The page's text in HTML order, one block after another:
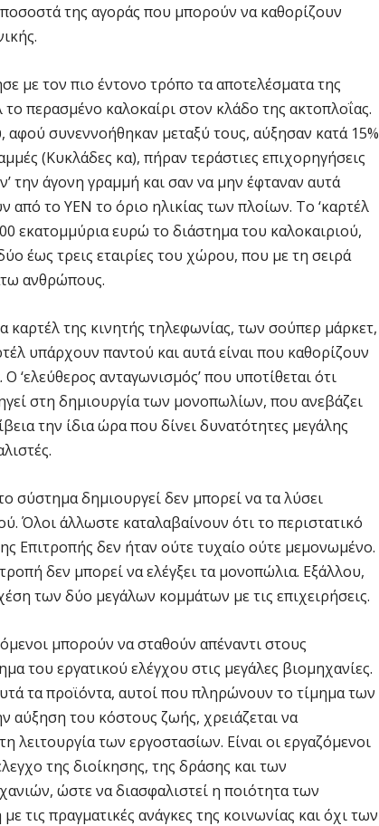
της αγοράς που μπορούν να καθορίζουν
με τον πιο έντονο τρόπο τα αποτελέσματα της
περασμένο καλοκαίρι στον κλάδο της ακτοπλοΐας.
αφού συνεννοήθηκαν μεταξύ τους, αύξησαν κατά 15%
(Κυκλάδες κα), πήραν τεράστιες επιχορηγήσεις
την άγονη γραμμή και σαν να μην έφταναν αυτά
από το ΥΕΝ το όριο ηλικίας των πλοίων. Το ‘καρτέλ
εκατομμύρια ευρώ το διάστημα του καλοκαιριού,
έως τρεις εταιρίες του χώρου, που με τη σειρά
ανθρώπους.
καρτέλ της κινητής τηλεφωνίας, των σούπερ μάρκετ,
υπάρχουν παντού και αυτά είναι που καθορίζουν
Ο ‘ελεύθερος ανταγωνισμός’ που υποτίθεται ότι
στη δημιουργία των μονοπωλίων, που ανεβάζει
την ίδια ώρα που δίνει δυνατότητες μεγάλης
σύστημα δημιουργεί δεν μπορεί να τα λύσει
Όλοι άλλωστε καταλαβαίνουν ότι το περιστατικό
Επιτροπής δεν ήταν ούτε τυχαίο ούτε μεμονωμένο.
δεν μπορεί να ελέγξει τα μονοπώλια. Εξάλλου,
των δύο μεγάλων κομμάτων με τις επιχειρήσεις.
μπορούν να σταθούν απέναντι στους
του εργατικού ελέγχου στις μεγάλες βιομηχανίες.
τα προϊόντα, αυτοί που πληρώνουν το τίμημα των
αύξηση του κόστους ζωής, χρειάζεται να
λειτουργία των εργοστασίων. Είναι οι εργαζόμενοι
της διοίκησης, της δράσης και των
ώστε να διασφαλιστεί η ποιότητα των
τις πραγματικές ανάγκες της κοινωνίας και όχι των